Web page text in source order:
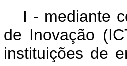
I - mediante
de Inovação
instituições de